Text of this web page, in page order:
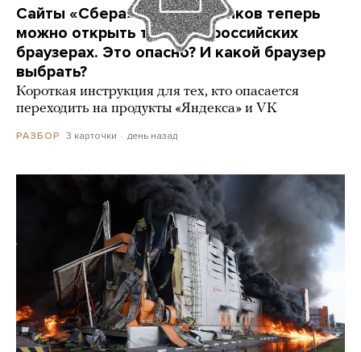
Сайты «Сбера» и других банков теперь
можно открыть только в российских
браузерах. Это опасно? И какой браузер
выбрать?
Короткая инструкция для тех, кто опасается
переходить на продукты «Яндекса» и VK
РАЗБОР 3 карточки день назад